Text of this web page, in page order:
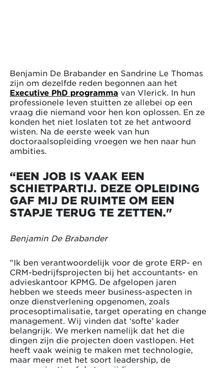
Benjamin De Brabander en Sandrine Le Thomas
zijn om dezelfde reden begonnen aan het
Executive PhD programma van Vlerick. In hun
professionele leven stuitten ze allebei op een
vraag die niemand voor hen kon oplossen. En ze
konden het niet loslaten tot ze het antwoord
wisten. Na de eerste week van hun
doctoraalsopleiding vroegen we hen naar hun
ambities.
“EEN JOB IS VAAK EEN
SCHIETPARTIJ. DEZE OPLEIDING
GAF MIJ DE RUIMTE OM EEN
STAPJE TERUG TE ZETTEN."
Benjamin De Brabander
"Ik ben verantwoordelijk voor de grote ERP- en
CRM-bedrijfsprojecten bij het accountants- en
advieskantoor KPMG. De afgelopen jaren
hebben we steeds meer business-aspecten in
onze dienstverlening opgenomen, zoals
procesoptimalisatie, target operating en change
management. Wij vinden dat ‘softe’ kader
belangrijk. We merken namelijk dat het die
dingen zijn die projecten doen vastlopen. Het
heeft vaak weinig te maken met technologie,
maar meer met het soort leadership, de